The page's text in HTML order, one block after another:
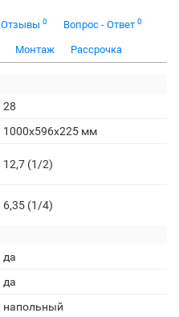
Отзывы 0 Вопрос - Ответ 0
Монтаж Рассрочка
28
1000x596x225 мм
12,7 (1/2)
6,35 (1/4)
да
да
напольный